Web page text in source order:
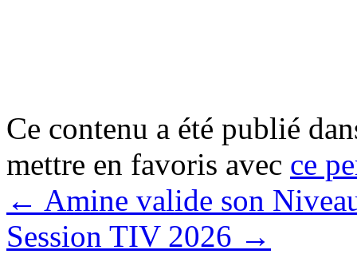
Ce contenu a été publié
mettre en favoris avec ce
← Amine valide son
Session TIV 2026 →